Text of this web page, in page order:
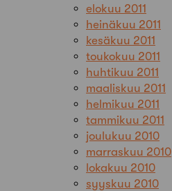
elokuu 2011
heinäkuu 2011
kesäkuu 2011
toukokuu 2011
huhtikuu 2011
maaliskuu 2011
helmikuu 2011
tammikuu 2011
joulukuu 2010
marraskuu 2010
lokakuu 2010
syyskuu 2010